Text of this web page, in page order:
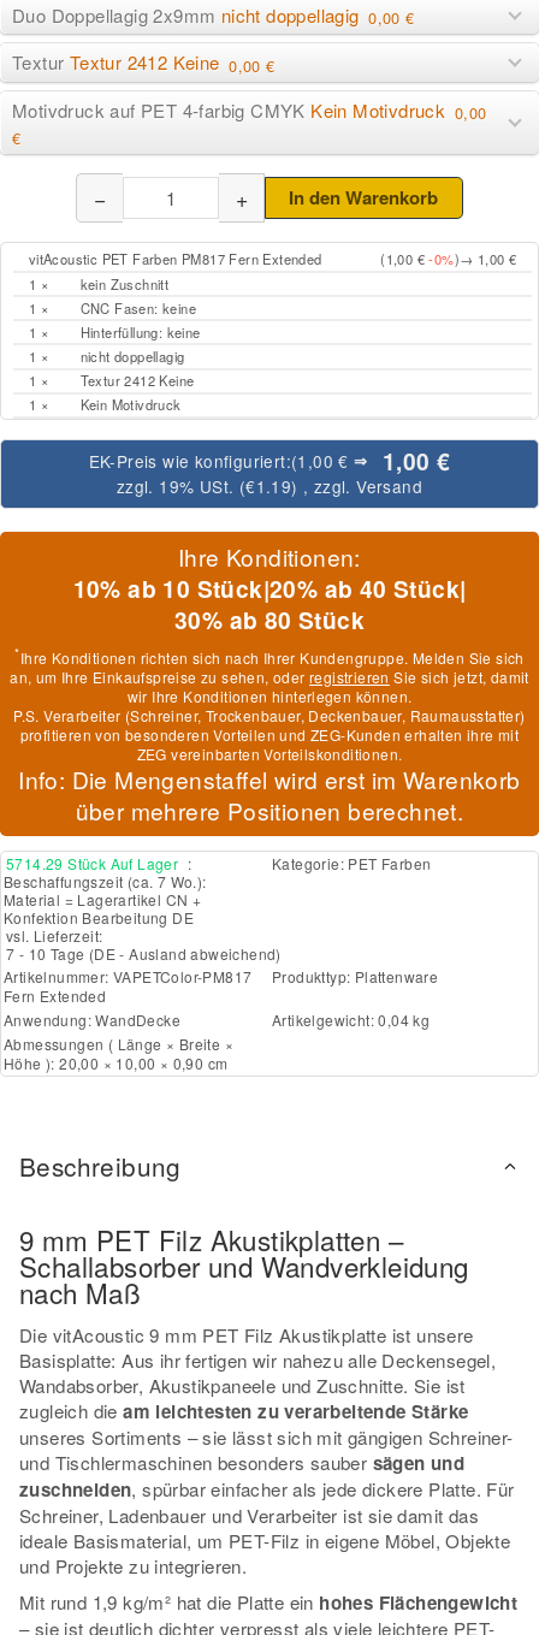
Duo Doppellagig 2x9mm nicht doppellagig 0,00 €
Textur Textur 2412 Keine 0,00 €
Motivdruck auf PET 4-farbig CMYK Kein Motivdruck 0,00
€
vitAcoustic PET Farben PM817 Fern Extended (1,00 €-0%)→ 1,00 €
1 ×
kein Zuschnitt
1 ×
CNC Fasen: keine
1 ×
Hinterfüllung: keine
1 ×
nicht doppellagig
1 ×
Textur 2412 Keine
1 ×
Kein Motivdruck
EK-Preis wie konfiguriert:(1,00 € ⇒ 1,00 €
zzgl. 19% USt. (€1.19) , zzgl.Versand
− + In den Warenkorb
Ihre Konditionen:
10% ab 10 Stück|20% ab 40 Stück|
30% ab 80 Stück
*Ihre Konditionen richten sich nach Ihrer Kundengruppe. Melden Sie sich
an, um Ihre Einkaufspreise zu sehen, oderregistrieren Sie sich jetzt, damit
wir Ihre Konditionen hinterlegen können.
P.S. Verarbeiter (Schreiner, Trockenbauer, Deckenbauer, Raumausstatter)
profitieren von besonderen Vorteilen und ZEG-Kunden erhalten ihre mit
ZEG vereinbarten Vorteilskonditionen.
Info: Die Mengenstaffel wird erst im Warenkorb
über mehrere Positionen berechnet.
5714.29 Stück Auf Lager :
Beschaffungszeit (ca. 7 Wo.):
Material = Lagerartikel CN +
Konfektion Bearbeitung DE
vsl. Lieferzeit:
7 - 10 Tage (DE - Ausland abweichend)
Kategorie: PET Farben
Artikelnummer: VAPETColor-PM817
Fern Extended
Produkttyp: Plattenware
Anwendung:WandDecke
Artikelgewicht: 0,04 kg
Abmessungen ( Länge × Breite ×
Höhe ): 20,00 × 10,00 × 0,90 cm
Beschreibung
9 mm PET Filz Akustikplatten –
Schallabsorber und Wandverkleidung
nach Maß
Die vitAcoustic 9 mm PET Filz Akustikplatte ist unsere
Basisplatte: Aus ihr fertigen wir nahezu alle Deckensegel,
Wandabsorber, Akustikpaneele und Zuschnitte. Sie ist
zugleich dieam leichtesten zu verarbeitende Stärke
unseres Sortiments – sie lässt sich mit gängigen Schreiner-
und Tischlermaschinen besonders sauber sägen und
zuschneiden, spürbar einfacher als jede dickere Platte. Für
Schreiner, Ladenbauer und Verarbeiter ist sie damit das
ideale Basismaterial, um PET-Filz in eigene Möbel, Objekte
und Projekte zu integrieren.
Mit rund 1,9 kg/m² hat die Platte ein hohes Flächengewicht
– sie ist deutlich dichter verpresst als viele leichtere PET-